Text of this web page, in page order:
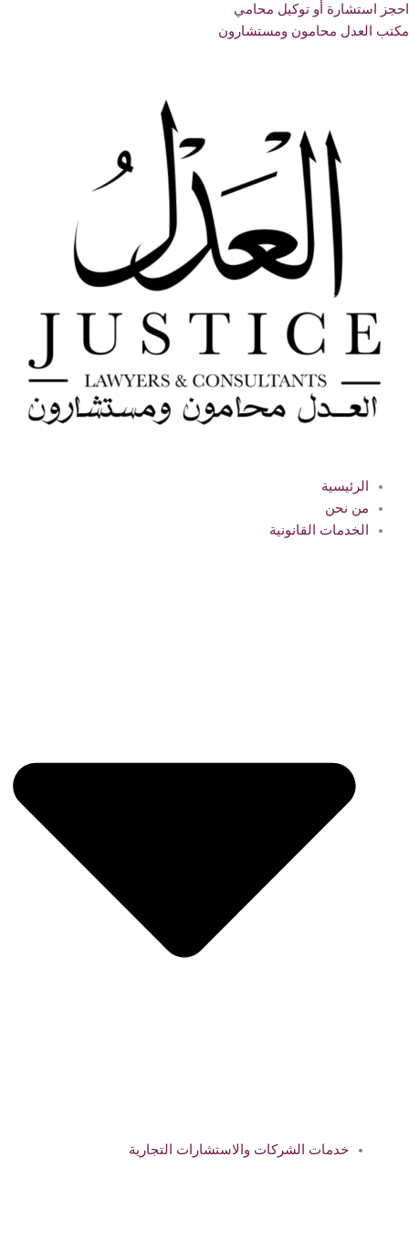
احجز استشارة أو توكيل محامي
مكتب العدل محامون ومستشارون
الرئيسية
من نحن
الخدمات القانونية
خدمات الشركات والاستشارات التجارية